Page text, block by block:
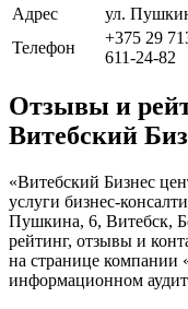
Адрес
ул.
Телефон
+375 29
611-24-82
Отзывы и
Витебский
«Витебский Бизнес
услуги бизнес-
Пушкина, 6, Витебск,
рейтинг, отзывы и
на странице компании
информационном